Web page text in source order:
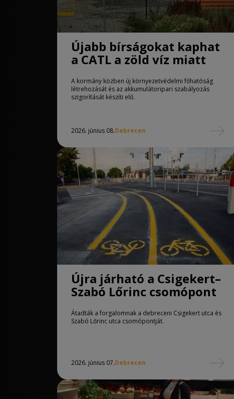
Újabb bírságokat kaphat
a CATL a zöld víz miatt
A kormány közben új környezetvédelmi főhatóság
létrehozását és az akkumulátoripari szabályozás
szigorítását készíti elő.
2026. június 08.Debrecen
Újra járható a Csigekert–
Szabó Lőrinc csomópont
Átadták a forgalomnak a debreceni Csigekert utca és
Szabó Lőrinc utca csomópontját.
2026. június 07.Debrecen